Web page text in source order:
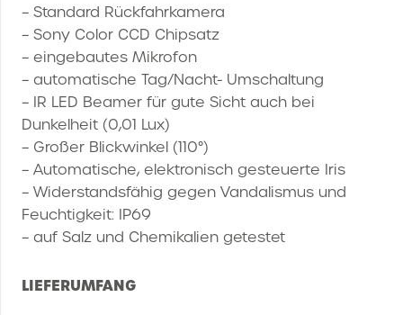
– Standard Rückfahrkamera
– Sony Color CCD Chipsatz
– eingebautes Mikrofon
– automatische Tag/Nacht- Umschaltung
– IR LED Beamer für gute Sicht auch bei
Dunkelheit (0,01 Lux)
– Großer Blickwinkel (110°)
– Automatische, elektronisch gesteuerte Iris
– Widerstandsfähig gegen Vandalismus und
Feuchtigkeit: IP69
– auf Salz und Chemikalien getestet
LIEFERUMFANG